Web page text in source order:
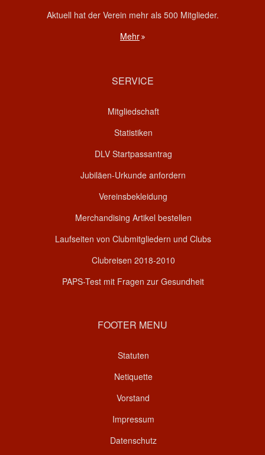
Aktuell hat der Verein mehr als 500 Mitglieder.
Mehr
SERVICE
Mitgliedschaft
Statistiken
DLV Startpassantrag
Jubiläen-Urkunde anfordern
Vereinsbekleidung
Merchandising Artikel bestellen
Laufseiten von Clubmitgliedern und Clubs
Clubreisen 2018-2010
PAPS-Test mit Fragen zur Gesundheit
FOOTER MENU
Statuten
Netiquette
Vorstand
Impressum
Datenschutz